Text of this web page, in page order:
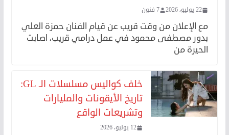
22 يوليو، 2026 7 فنون
مع الإعلان من وقت قريب عن قيام الفنان حمزة العلي
بدور مصطفى محمود في عمل درامي قريب، اصابت
الحيرة من
خلف كواليس مسلسلات الـ GL:
تاريخ الأيقونات والمليارات
وتشريعات الواقع
12 يوليو، 2026